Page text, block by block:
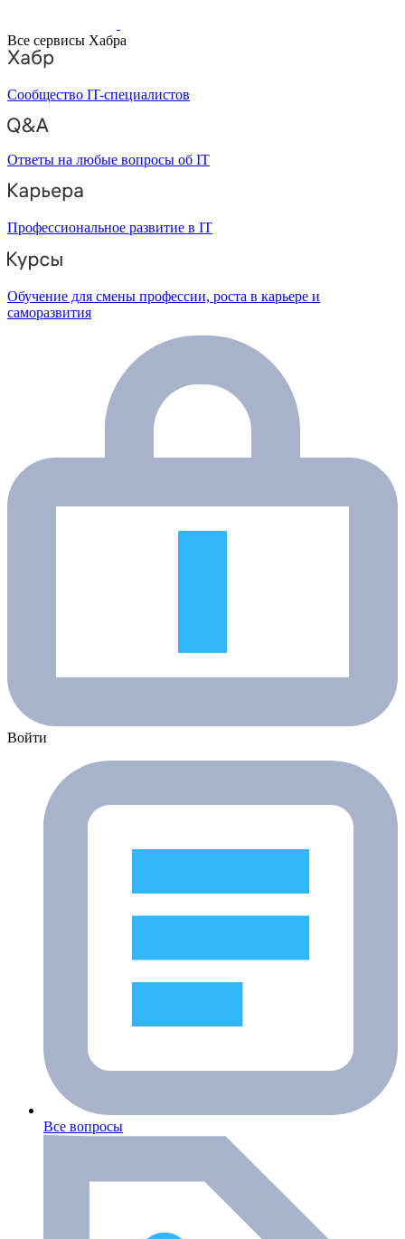
Все сервисы Хабра
Сообщество IT-специалистов
Ответы на любые вопросы об IT
Профессиональное развитие в IT
Обучение для смены профессии, роста в карьере и
саморазвития
Войти
Все вопросы